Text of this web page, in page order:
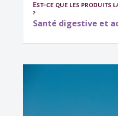
Est-ce que les produits
?
Santé digestive et